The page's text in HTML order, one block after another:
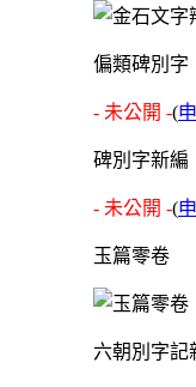
偏類碑別字
- 未公開 -(
碑別字新編
- 未公開 -(
玉篇零卷
六朝別字記